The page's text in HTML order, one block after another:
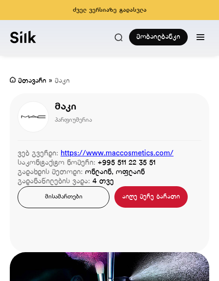
ძველ ვერსიაზე გადასვლა
მობაილბანკი
მთავარი » მაკი
მაკი
პარფიუმერია
ვებ გვერდი: https://www.maccosmetics.com/
საკონტაქტო ნომერი: +995 511 22 35 51
გადახდის მეთოდი: ონლაინ, ოფლაინ
გადანაწილების ვადა: 4 თვე
მისამართები აიღე მერე ბარათი